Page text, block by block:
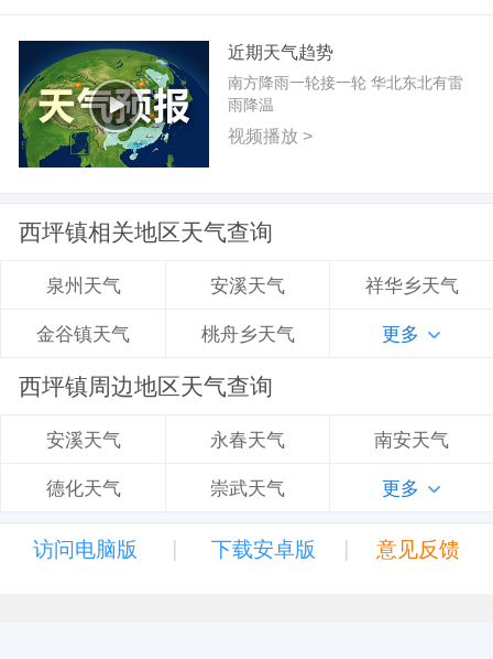
近期天气趋势
南方降雨一轮接一轮 华北东北有雷
雨降温
视频播放 >
西坪镇相关地区天气查询
泉州天气 安溪天气 祥华乡天气
金谷镇天气 桃舟乡天气 更多
西坪镇周边地区天气查询
安溪天气 永春天气 南安天气
德化天气 崇武天气 更多
访问电脑版 | 下载安卓版 | 意见反馈